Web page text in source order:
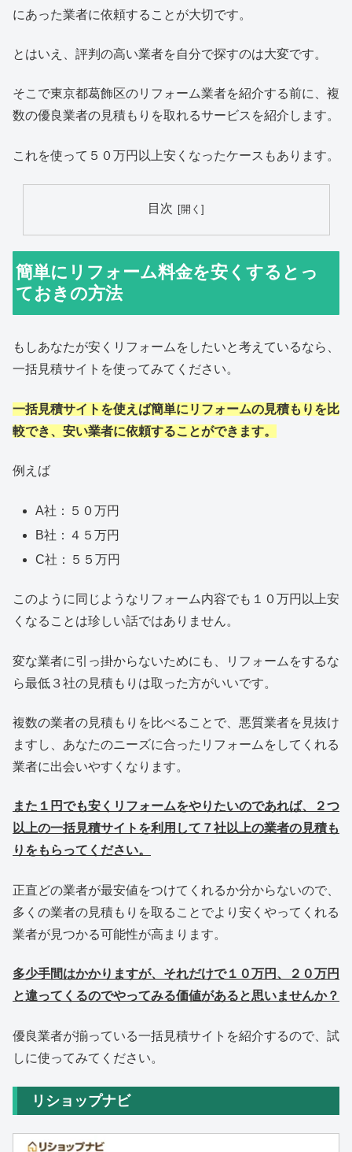
にあった業者に依頼することが大切です。
とはいえ、評判の高い業者を自分で探すのは大変です。
そこで東京都葛飾区のリフォーム業者を紹介する前に、複
数の優良業者の見積もりを取れるサービスを紹介します。
これを使って５０万円以上安くなったケースもあります。
目次
簡単にリフォーム料金を安くするとっ
ておきの方法
もしあなたが安くリフォームをしたいと考えているなら、
一括見積サイトを使ってみてください。
一括見積サイトを使えば簡単にリフォームの見積もりを比
較でき、安い業者に依頼することができます。
例えば
A社：５０万円
B社：４５万円
C社：５５万円
このように同じようなリフォーム内容でも１０万円以上安
くなることは珍しい話ではありません。
変な業者に引っ掛からないためにも、リフォームをするな
ら最低３社の見積もりは取った方がいいです。
複数の業者の見積もりを比べることで、悪質業者を見抜け
ますし、あなたのニーズに合ったリフォームをしてくれる
業者に出会いやすくなります。
また１円でも安くリフォームをやりたいのであれば、２つ
以上の一括見積サイトを利用して７社以上の業者の見積も
りをもらってください。
正直どの業者が最安値をつけてくれるか分からないので、
多くの業者の見積もりを取ることでより安くやってくれる
業者が見つかる可能性が高まります。
多少手間はかかりますが、それだけで１０万円、２０万円
と違ってくるのでやってみる価値があると思いませんか？
優良業者が揃っている一括見積サイトを紹介するので、試
しに使ってみてください。
リショップナビ